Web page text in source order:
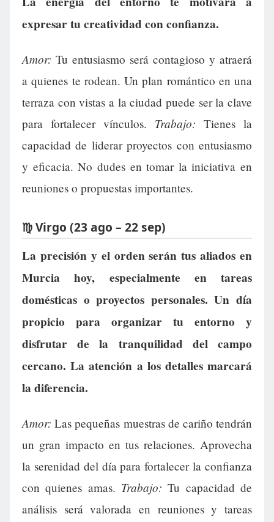
expresar tu creatividad con confianza.
Amor: Tu entusiasmo será contagioso y atraerá
a quienes te rodean. Un plan romántico en una
terraza con vistas a la ciudad puede ser la clave
para fortalecer vínculos. Trabajo: Tienes la
capacidad de liderar proyectos con entusiasmo
y eficacia. No dudes en tomar la iniciativa en
reuniones o propuestas importantes.
♍ Virgo (23 ago – 22 sep)
La precisión y el orden serán tus aliados en
Murcia hoy, especialmente en tareas
domésticas o proyectos personales. Un día
propicio para organizar tu entorno y
disfrutar de la tranquilidad del campo
cercano. La atención a los detalles marcará
la diferencia.
Amor: Las pequeñas muestras de cariño tendrán
un gran impacto en tus relaciones. Aprovecha
la serenidad del día para fortalecer la confianza
con quienes amas. Trabajo: Tu capacidad de
análisis será valorada en reuniones y tareas